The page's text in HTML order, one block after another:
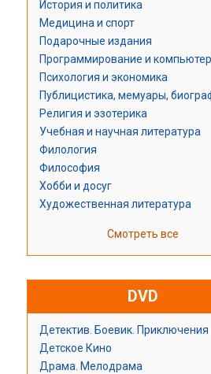
История и политика
Медицина и спорт
Подарочные издания
Программирование и
Психология и экономика
Публицистика, мемуары,
Религия и эзотерика
Учебная и научная литература
Филология
Философия
Хобби и досуг
Художественная литература
Смотреть все
DVD
Детектив. Боевик. Приключения
Детское Кино
Драма. Мелодрама